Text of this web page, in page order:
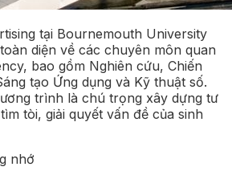
tại Bournemouth University
diện về các chuyên môn quan
bao gồm Nghiên cứu, Chiến
tạo Ứng dụng và Kỹ thuật số.
trình là chú trọng xây dựng tư
tòi, giải quyết vấn đề của sinh
nhớ